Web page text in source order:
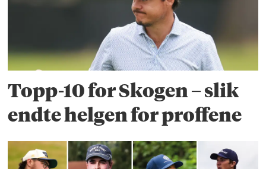
Topp-10 for Skogen – slik
endte helgen for proffene